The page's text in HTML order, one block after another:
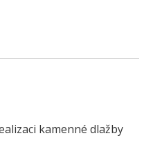
kamenné dlažby